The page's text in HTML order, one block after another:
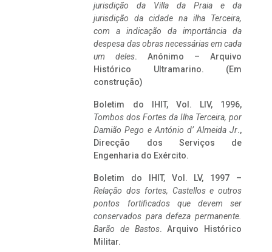
jurisdição da Villa da Praia e da
jurisdição da cidade na ilha Terceira,
com a indicação da importância da
despesa das obras necessárias em cada
um deles. Anónimo – Arquivo
Histórico Ultramarino. (Em
construção)
Boletim do IHIT, Vol. LIV, 1996,
Tombos dos Fortes da Ilha Terceira, por
Damião Pego e António d’ Almeida Jr.,
Direcção dos Serviços de
Engenharia do Exército.
Boletim do IHIT, Vol. LV, 1997 –
Relação dos fortes, Castellos e outros
pontos fortificados que devem ser
conservados para defeza permanente.
Barão de Bastos. Arquivo Histórico
Militar.